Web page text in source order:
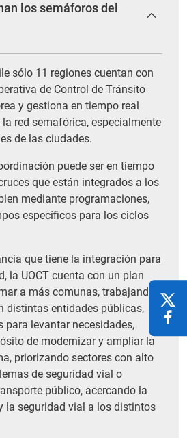
los semáforos del
sólo 11 regiones cuentan con
de Control de Tránsito
y gestiona en tiempo real
red semafórica, especialmente
de las ciudades.
puede ser en tiempo
que están integrados a los
mediante programaciones,
específicos para los ciclos
que tiene la integración para
la UOCT cuenta con un plan
a más comunas, trabajando
distintas entidades públicas,
para levantar necesidades,
de modernizar y ampliar la
priorizando sectores con alto
de seguridad vial o
público, acercando la
la seguridad vial a los distintos